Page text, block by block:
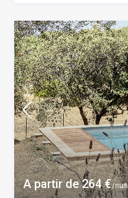
A partir de 264 €/nuit